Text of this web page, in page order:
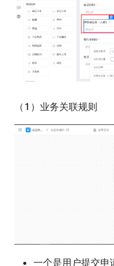
（1）业务关联规则
一个是用户提交申